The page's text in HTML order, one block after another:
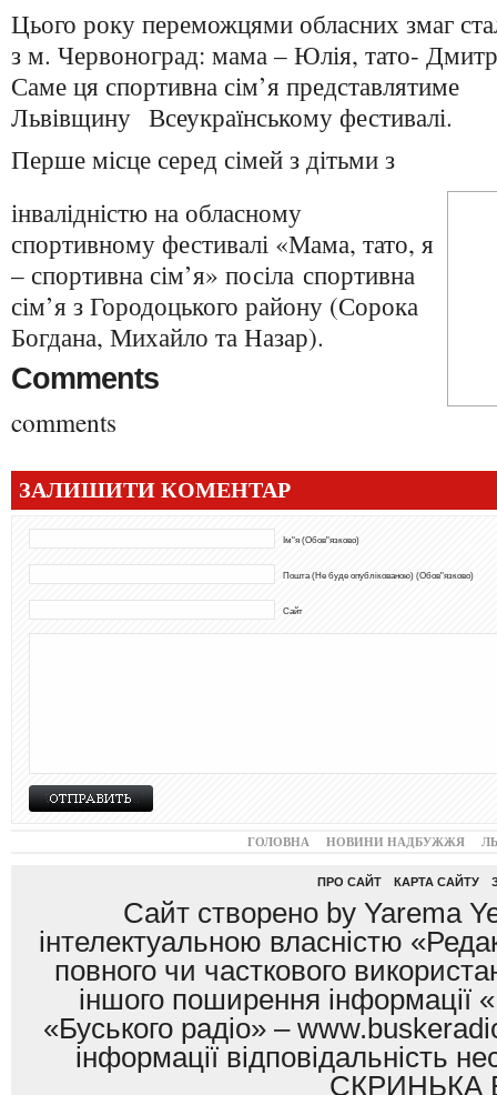
Цього року переможцями обласних змаг
з м. Червоноград: мама – Юлія, тато-
Саме ця спортивна сім’я представлятиме
Львівщину Всеукраїнському фестивалі.
Перше місце серед сімей з дітьми з
інвалідністю на обласному
спортивному фестивалі «Мама, тато, я
– спортивна сім’я» посіла спортивна
сім’я з Городоцького району (Сорока
Богдана, Михайло та Назар).
Comments
comments
ЗАЛИШИТИ КОМЕНТАР
Ім"я (Обов"язково)
Пошта (Не буде опублікованою) (Обов"язково)
Сайт
ГОЛОВНА НОВИНИ НАДБУЖЖЯ
ПРО САЙТ КАРТА САЙТУ
Сайт створено by Yarema
інтелектуальною власністю
повного чи часткового
іншого поширення інформації
«Буського радіо» –
інформації
СКРИНЬКА